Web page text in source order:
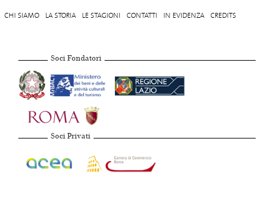
CHI SIAMO LA STORIA LE STAGIONI CONTATTI IN EVIDENZA CREDITS
Soci Fondatori
Soci Privati